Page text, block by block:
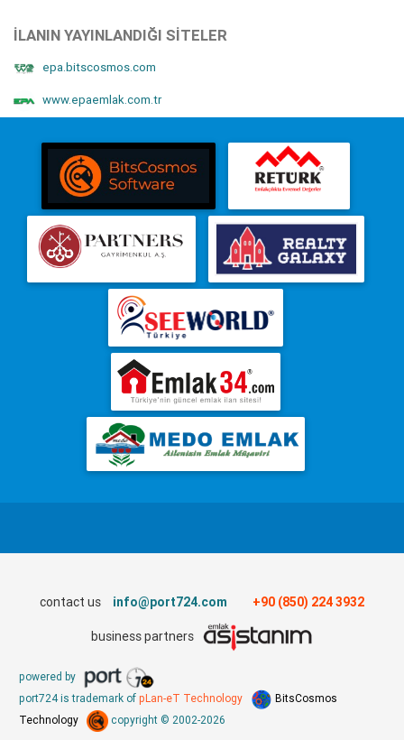
İLANIN YAYINLANDIĞI SITELER
epa.bitscosmos.com
www.epaemlak.com.tr
contact us info@port724.com +90 (850) 224 3932
business partners
powered by
port724 is trademark of pLan-eT Technology
BitsCosmos
Technology
copyright © 2002-2026